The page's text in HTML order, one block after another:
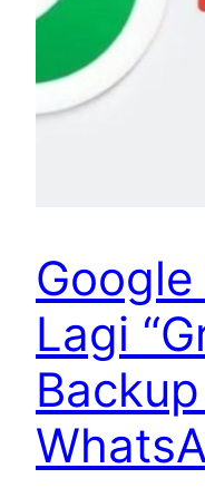
Lagi